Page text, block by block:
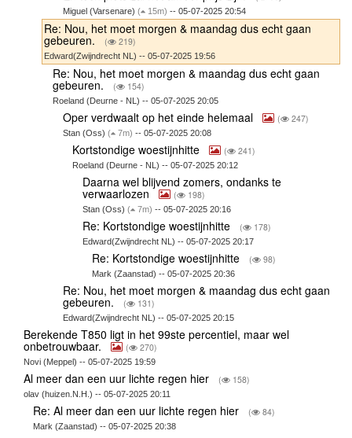
Miguel (Varsenare) ( 15m) -- 05-07-2025 20:54
Re: Nou, het moet morgen & maandag dus echt gaan
gebeuren. ( 219)
Edward(Zwijndrecht NL) -- 05-07-2025 19:56
Re: Nou, het moet morgen & maandag dus echt gaan
gebeuren. ( 154)
Roeland (Deurne - NL) -- 05-07-2025 20:05
Oper verdwaalt op het einde helemaal ( 247)
Stan (Oss) ( 7m) -- 05-07-2025 20:08
Kortstondige woestijnhitte ( 241)
Roeland (Deurne - NL) -- 05-07-2025 20:12
Daarna wel blijvend zomers, ondanks te
verwaarlozen ( 198)
Stan (Oss) ( 7m) -- 05-07-2025 20:16
Re: Kortstondige woestijnhitte ( 178)
Edward(Zwijndrecht NL) -- 05-07-2025 20:17
Re: Kortstondige woestijnhitte ( 98)
Mark (Zaanstad) -- 05-07-2025 20:36
Re: Nou, het moet morgen & maandag dus echt gaan
gebeuren. ( 131)
Edward(Zwijndrecht NL) -- 05-07-2025 20:15
Berekende T850 ligt in het 99ste percentiel, maar wel
onbetrouwbaar. ( 270)
Novi (Meppel) -- 05-07-2025 19:59
Al meer dan een uur lichte regen hier ( 158)
olav (huizen.N.H.) -- 05-07-2025 20:11
Re: Al meer dan een uur lichte regen hier ( 84)
Mark (Zaanstad) -- 05-07-2025 20:38